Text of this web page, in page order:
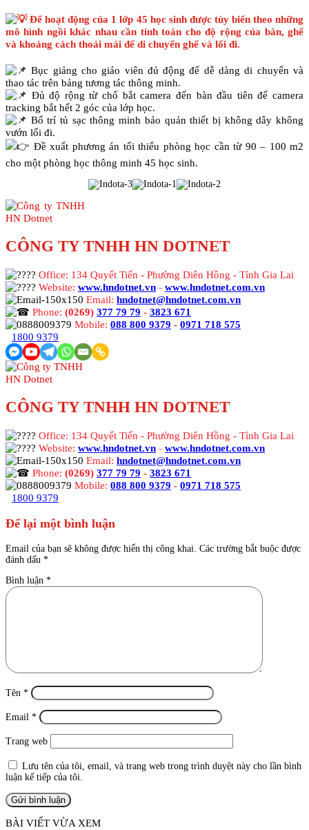
Để hoạt động của 1 lớp 45 học sinh được tùy biến theo những
mô hình ngồi khác nhau cần tính toán cho độ rộng của bàn, ghế
và khoảng cách thoải mái để di chuyển ghế và lối đi.
Bục giảng cho giáo viên đủ động để dễ dàng di chuyển và
thao tác trên bảng tương tác thông minh.
Đủ độ rộng từ chổ bắt camera đến bàn đầu tiên để camera
tracking bắt hết 2 góc của lớp học.
Bố trí tủ sạc thông minh bảo quản thiết bị không dây không
vướn lối đi.
Đề xuất phương án tối thiểu phòng học cần từ 90 – 100 m2
cho một phòng học thông minh 45 học sinh.
CÔNG TY TNHH HN DOTNET
Office: 134 Quyết Tiến - Phường Diên Hồng - Tỉnh Gia Lai
Website: www.hndotnet.vn - www.hndotnet.com.vn
Email: hndotnet@hndotnet.com.vn
Phone: (0269) 377 79 79 - 3823 671
Mobile: 088 800 9379 - 0971 718 575
1800 9379
CÔNG TY TNHH HN DOTNET
Office: 134 Quyết Tiến - Phường Diên Hồng - Tỉnh Gia Lai
Website: www.hndotnet.vn - www.hndotnet.com.vn
Email: hndotnet@hndotnet.com.vn
Phone: (0269) 377 79 79 - 3823 671
Mobile: 088 800 9379 - 0971 718 575
1800 9379
Để lại một bình luận
Email của bạn sẽ không được hiển thị công khai. Các trường bắt buộc được
đánh dấu *
Bình luận *
Tên *
Email *
Trang web
Lưu tên của tôi, email, và trang web trong trình duyệt này cho lần bình
luận kế tiếp của tôi.
BÀI VIẾT VỪA XEM